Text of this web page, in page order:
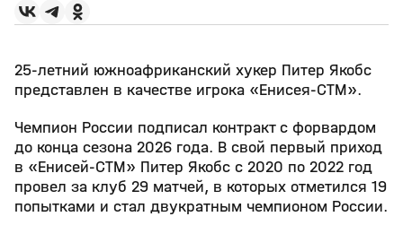
25-летний южноафриканский хукер Питер Якобс
представлен в качестве игрока «Енисея-СТМ».
Чемпион России подписал контракт с форвардом
до конца сезона 2026 года. В свой первый приход
в «Енисей-СТМ» Питер Якобс с 2020 по 2022 год
провел за клуб 29 матчей, в которых отметился 19
попытками и стал двукратным чемпионом России.